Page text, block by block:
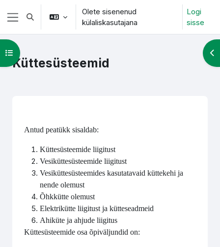
Jäta vahele peasisuni
Küljepaneel
Lülitab otsingu sisendi
Olete sisenenud
külaliskasutajana
Logi
sisse
Küttesüsteemid
Ava kursuse sisukord
Antud peatükk sisaldab:
Küttesüsteemide liigitust
Vesiküttesüsteemide liigitust
Vesiküttesüsteemides kasutatavaid küttekehi ja
nende olemust
Õhkkütte olemust
Elektrikütte liigitust ja kütteseadmeid
Ahiküte ja ahjude liigitus
Küttesüsteemide osa õpiväljundid on: